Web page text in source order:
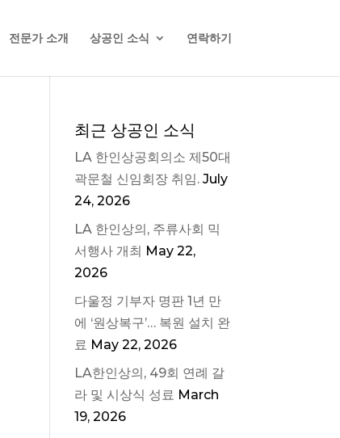
전문가 소개 상공인 소식 연락하기
최근 상공인 소식
LA 한인상공회의소 제50대
곽문철 신임회장 취임. July
24, 2026
LA 한인상의, 주류사회 믹
서행사 개최 May 22,
2026
다울정 기부자 명판 1년 만
에 ‘원상복구’… 복원 설치 완
료 May 22, 2026
LA한인상의, 49회 연례 갈
라 및 시상식 성료 March
19, 2026